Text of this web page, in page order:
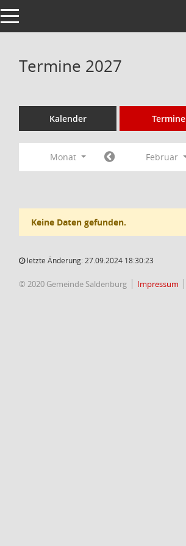
Toggle navigation
Termine 2027
Kalender Termine
Monat Februar
Keine Daten gefunden.
letzte Änderung: 27.09.2024 18:30:23
© 2020 Gemeinde Saldenburg Impressum